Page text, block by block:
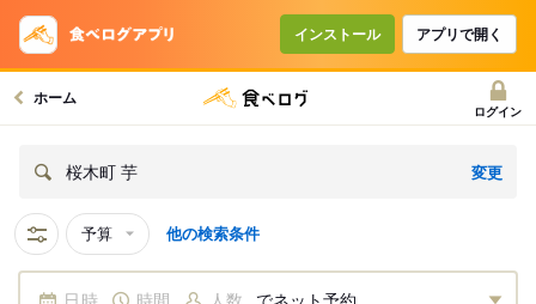
インストール アプリで開く
ホーム
ログイン
桜木町 芋 変更
予算 他の検索条件